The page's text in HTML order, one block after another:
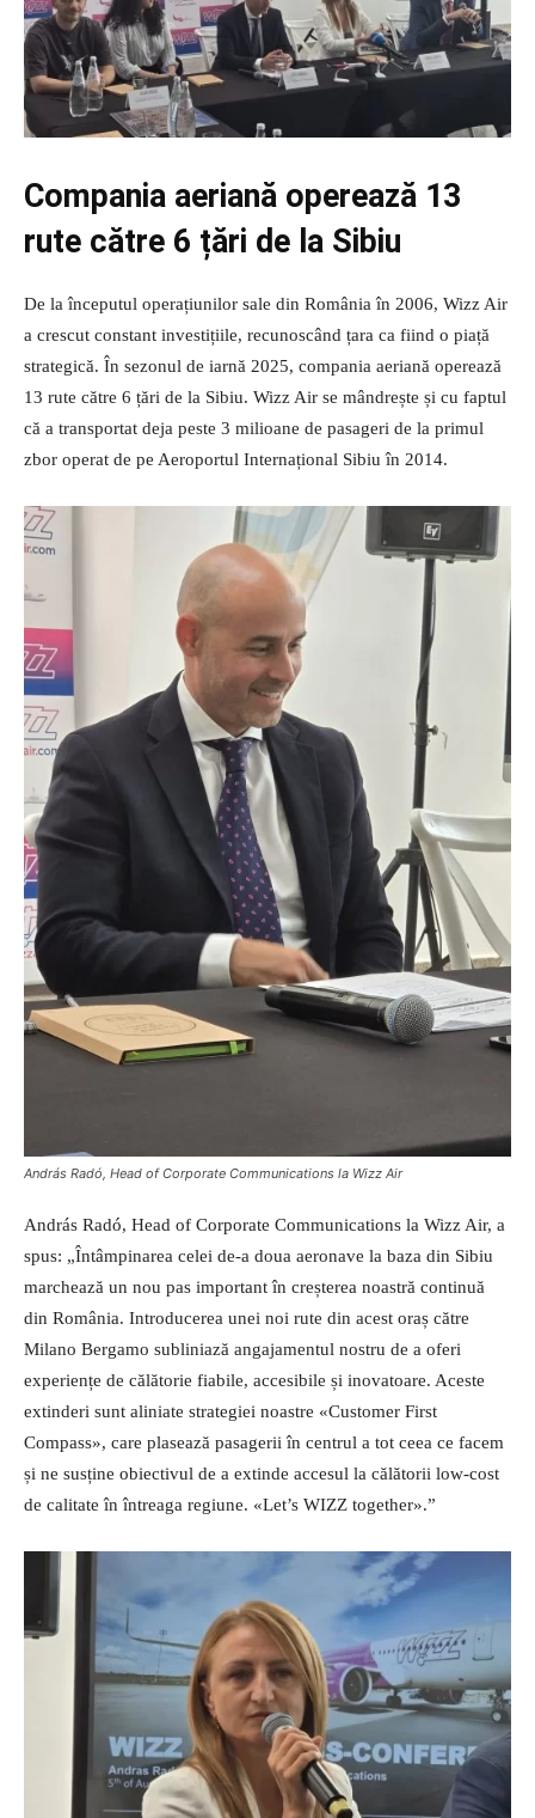
Compania aeriană operează 13
rute către 6 țări de la Sibiu
De la începutul operațiunilor sale din România în 2006, Wizz Air
a crescut constant investițiile, recunoscând țara ca fiind o piață
strategică. În sezonul de iarnă 2025, compania aeriană operează
13 rute către 6 țări de la Sibiu. Wizz Air se mândrește și cu faptul
că a transportat deja peste 3 milioane de pasageri de la primul
zbor operat de pe Aeroportul Internațional Sibiu în 2014.
András Radó, Head of Corporate Communications la Wizz Air
András Radó, Head of Corporate Communications la Wizz Air, a
spus: „Întâmpinarea celei de-a doua aeronave la baza din Sibiu
marchează un nou pas important în creșterea noastră continuă
din România. Introducerea unei noi rute din acest oraș către
Milano Bergamo subliniază angajamentul nostru de a oferi
experiențe de călătorie fiabile, accesibile și inovatoare. Aceste
extinderi sunt aliniate strategiei noastre «Customer First
Compass», care plasează pasagerii în centrul a tot ceea ce facem
și ne susține obiectivul de a extinde accesul la călătorii low-cost
de calitate în întreaga regiune. «Let’s WIZZ together».”